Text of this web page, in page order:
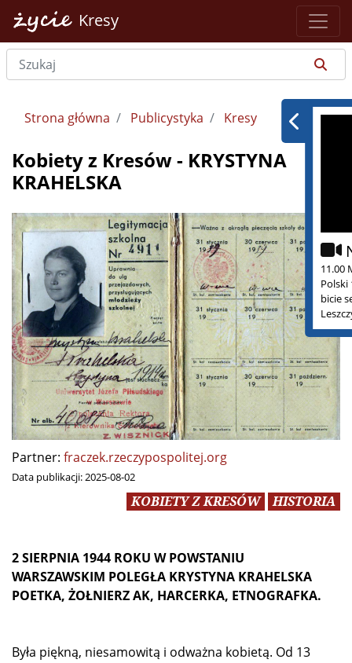
Kresy
11.00
Polski
bicie
Strona główna Publicystyka Kresy
Kobiety z Kresów - KRYSTYNA
KRAHELSKA
Partner: fraczek.rzeczypospolitej.org
Data publikacji:2025-08-02
KOBIETY Z KRESÓW HISTORIA
2 SIERPNIA 1944 ROKU W POWSTANIU
WARSZAWSKIM POLEGŁA KRYSTYNA KRAHELSKA
POETKA, ŻOŁNIERZ AK, HARCERKA, ETNOGRAFKA.
Była piękną, niesamowitą i odważna kobietą. Od 13